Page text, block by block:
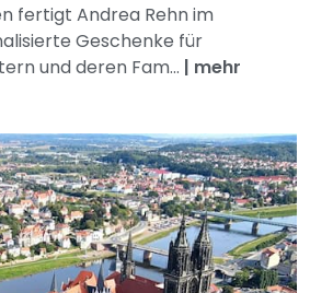
fertigt Andrea Rehn im
Geschenke für
und deren Fam... | mehr